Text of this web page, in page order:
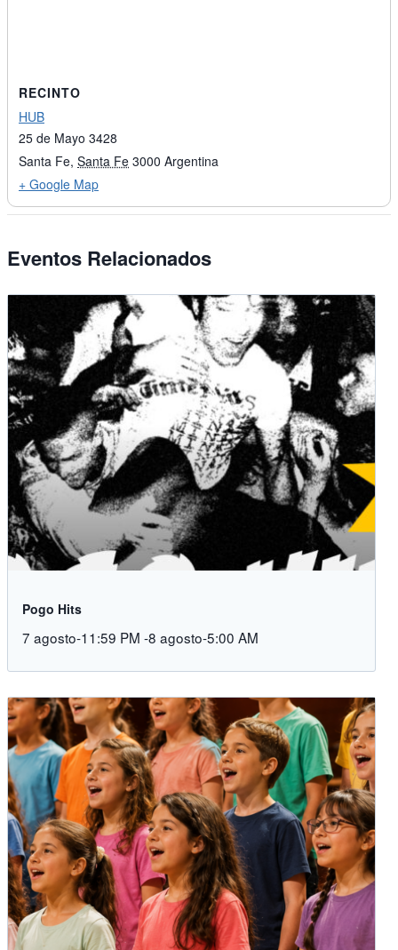
RECINTO
HUB
25 de Mayo 3428
Santa Fe, Santa Fe 3000 Argentina
+ Google Map
Eventos Relacionados
Pogo Hits
7 agosto-11:59 PM -8 agosto-5:00 AM